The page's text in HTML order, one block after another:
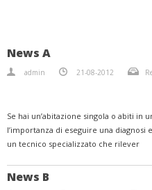
News A
admin 21-08-2012
Se hai un’abitazione singola o abiti in
l’importanza di eseguire una
un tecnico specializzato che rilever
News B